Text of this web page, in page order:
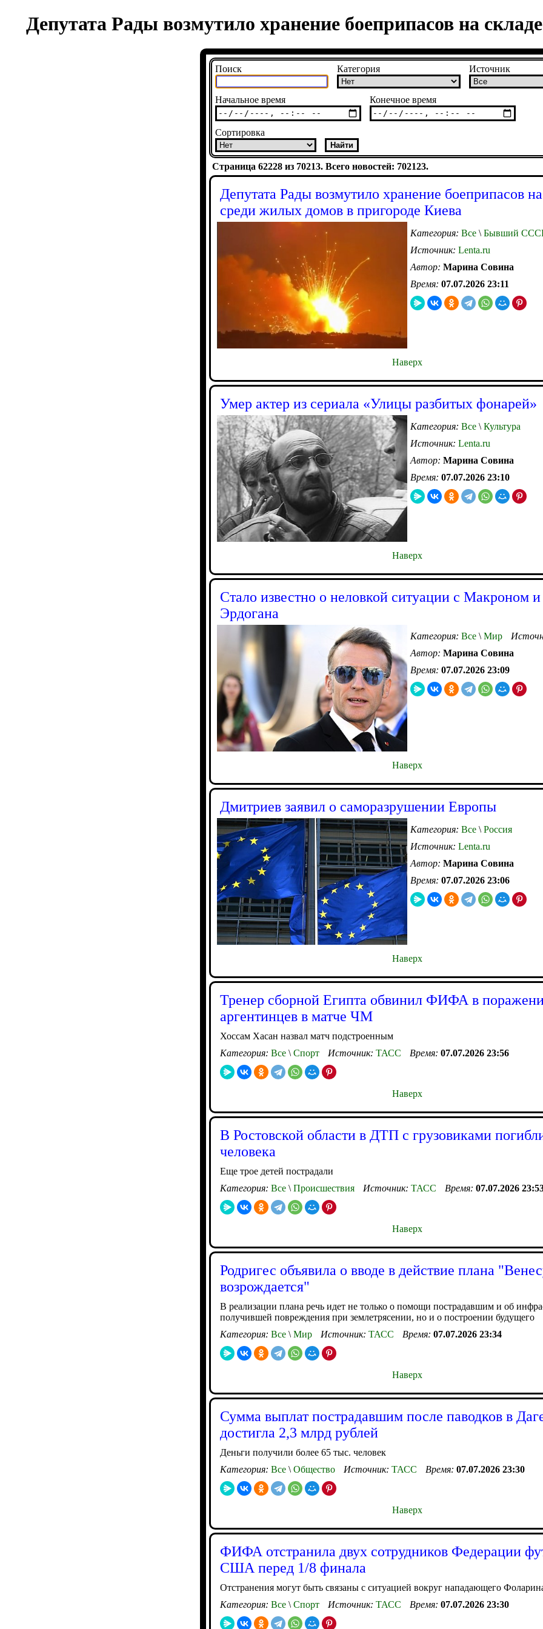
Депутата Рады возмутило хранение боеприпасов на
Поиск Категория Источник
Начальное время Конечное время
Сортировка
Страница 62228 из 70213. Всего новостей: 702123.
Депутата Рады возмутило хранение боеприпасов
среди жилых домов в пригороде Киева
Категория: Все \ Бывший
Источник: Lenta.ru
Автор: Марина Совина
Время: 07.07.2026 23:11
Наверх
Умер актер из сериала «Улицы разбитых фонарей»
Категория: Все \ Культура
Источник: Lenta.ru
Автор: Марина Совина
Время: 07.07.2026 23:10
Наверх
Стало известно о неловкой ситуации с Макроном
Эрдогана
Категория: Все \ Мир
Автор: Марина Совина
Время: 07.07.2026 23:09
Наверх
Дмитриев заявил о саморазрушении Европы
Категория: Все \ Россия
Источник: Lenta.ru
Автор: Марина Совина
Время: 07.07.2026 23:06
Наверх
Тренер сборной Египта обвинил ФИФА в
аргентинцев в матче ЧМ
Хоссам Хасан назвал матч подстроенным
Категория: Все \ Спорт Источник: ТАСС Время: 07.07.2026 23:56
Наверх
В Ростовской области в ДТП с грузовиками
человека
Еще трое детей пострадали
Категория: Все \ Происшествия Источник: ТАСС Время: 07.07.2026
Наверх
Родригес объявила о вводе в действие плана
возрождается"
В реализации плана речь идет не только о помощи пострадавшим и об
получившей повреждения при землетрясении, но и о построении будущего
Категория: Все \ Мир Источник: ТАСС Время: 07.07.2026 23:34
Наверх
Сумма выплат пострадавшим после паводков в
достигла 2,3 млрд рублей
Деньги получили более 65 тыс. человек
Категория: Все \ Общество Источник: ТАСС Время: 07.07.2026 23:30
Наверх
ФИФА отстранила двух сотрудников Федерации
США перед 1/8 финала
Отстранения могут быть связаны с ситуацией вокруг нападающего
Категория: Все \ Спорт Источник: ТАСС Время: 07.07.2026 23:30